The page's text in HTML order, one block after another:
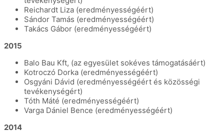
Reichardt Liza (eredményességéért)
Sándor Tamás (eredményességéért)
Takács Gábor (eredményességéért)
2015
Balo Bau Kft, (az egyesület sokéves támogatásáért)
Kotroczó Dorka (eredményességéért)
Osgyáni Dávid (eredményességéért és közösségi
tevékenységért)
Tóth Máté (eredményességéért)
Varga Dániel Bence (eredményességéért)
2014